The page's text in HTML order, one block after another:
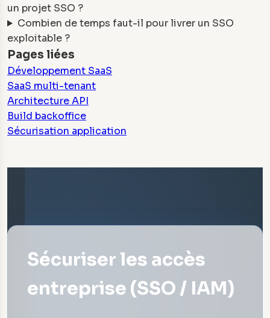
un projet SSO ?
Combien de temps faut-il pour livrer un SSO
exploitable ?
Pages liées
Développement SaaS
SaaS multi-tenant
Architecture API
Build backoffice
Sécurisation application
Sécuriser les accès
entreprise (SSO / IAM)